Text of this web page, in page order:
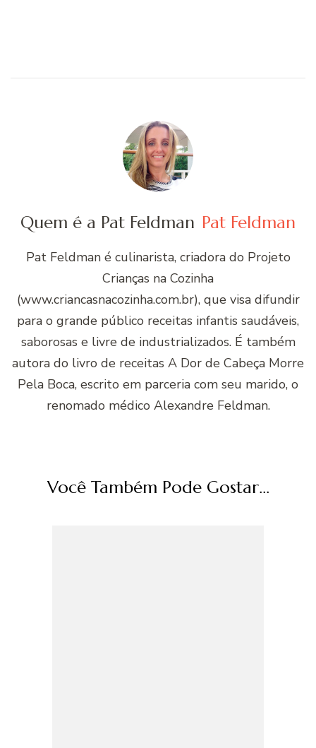
Quem é a Pat Feldman Pat Feldman
Pat Feldman é culinarista, criadora do Projeto
Crianças na Cozinha
(www.criancasnacozinha.com.br), que visa difundir
para o grande público receitas infantis saudáveis,
saborosas e livre de industrializados. É também
autora do livro de receitas A Dor de Cabeça Morre
Pela Boca, escrito em parceria com seu marido, o
renomado médico Alexandre Feldman.
Você Também Pode Gostar...